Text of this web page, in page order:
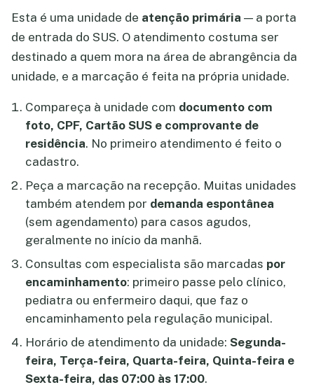
Esta é uma unidade de atenção primária — a porta
de entrada do SUS. O atendimento costuma ser
destinado a quem mora na área de abrangência da
unidade, e a marcação é feita na própria unidade.
Compareça à unidade com documento com
foto, CPF, Cartão SUS e comprovante de
residência. No primeiro atendimento é feito o
cadastro.
Peça a marcação na recepção. Muitas unidades
também atendem por demanda espontânea
(sem agendamento) para casos agudos,
geralmente no início da manhã.
Consultas com especialista são marcadas por
encaminhamento: primeiro passe pelo clínico,
pediatra ou enfermeiro daqui, que faz o
encaminhamento pela regulação municipal.
Horário de atendimento da unidade: Segunda-
feira, Terça-feira, Quarta-feira, Quinta-feira e
Sexta-feira, das 07:00 às 17:00.